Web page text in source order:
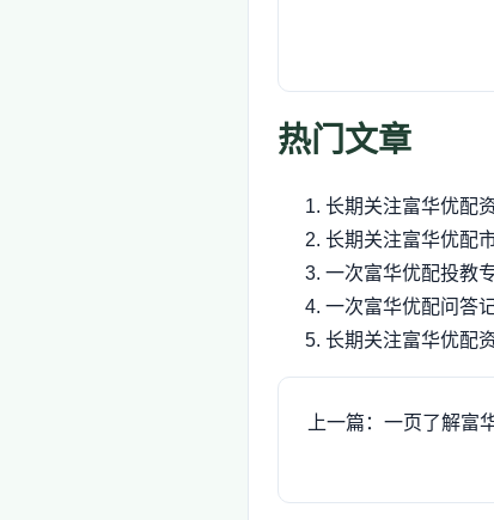
热门文章
长期关注富华优配
长期关注富华优配
一次富华优配投教
一次富华优配问答
长期关注富华优配
上一篇：一页了解富